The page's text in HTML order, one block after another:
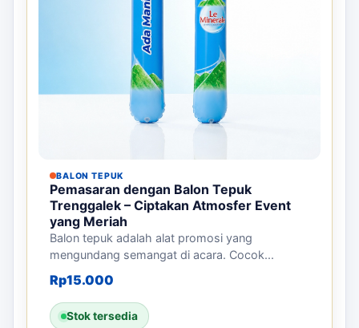
BALON TEPUK
Pemasaran dengan Balon Tepuk
Trenggalek – Ciptakan Atmosfer Event
yang Meriah
Balon tepuk adalah alat promosi yang
mengundang semangat di acara. Cocok...
Rp15.000
Stok tersedia